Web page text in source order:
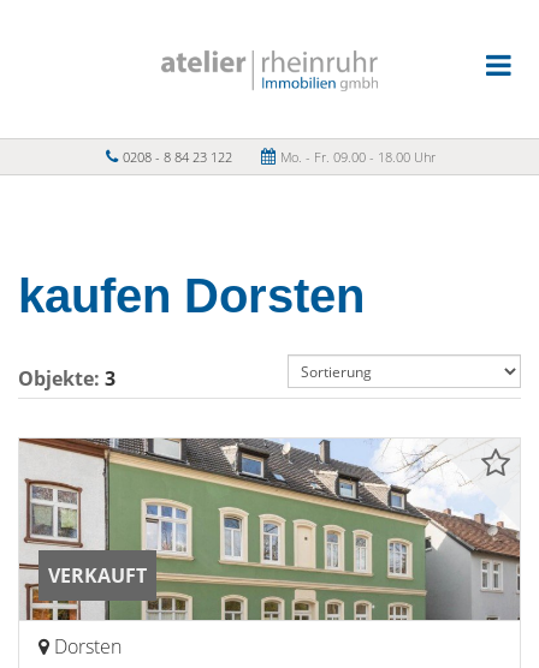
0208 - 8 84 23 122 Mo. - Fr. 09.00 - 18.00 Uhr
kaufen Dorsten
Objekte: 3
VERKAUFT
Dorsten